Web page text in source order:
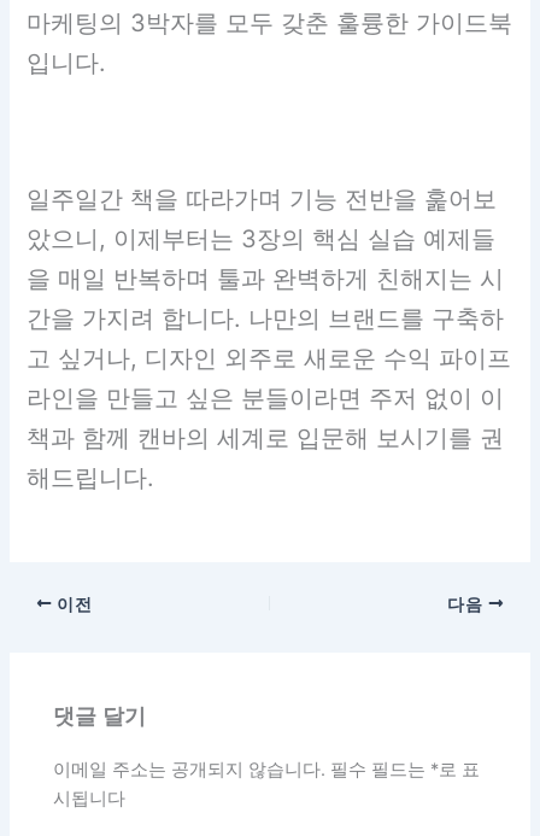
마케팅의 3박자를 모두 갖춘 훌륭한 가이드북
입니다.
일주일간 책을 따라가며 기능 전반을 훑어보
았으니, 이제부터는 3장의 핵심 실습 예제들
을 매일 반복하며 툴과 완벽하게 친해지는 시
간을 가지려 합니다. 나만의 브랜드를 구축하
고 싶거나, 디자인 외주로 새로운 수익 파이프
라인을 만들고 싶은 분들이라면 주저 없이 이
책과 함께 캔바의 세계로 입문해 보시기를 권
해드립니다.
이전 다음
댓글 달기
이메일 주소는 공개되지 않습니다. 필수 필드는 *로 표
시됩니다